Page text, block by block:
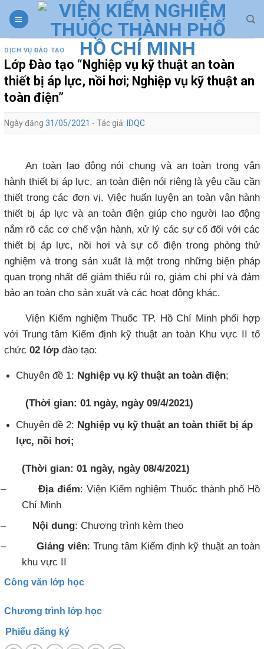
DỊCH VỤ ĐÀO TẠO
Lớp Đào tạo “Nghiệp vụ kỹ thuật an toàn
thiết bị áp lực, nồi hơi; Nghiệp vụ kỹ thuật an
toàn điện”
Ngày đăng 31/05/2021 - Tác giả: IDQC
An toàn lao động nói chung và an toàn trong vận
hành thiết bị áp lực, an toàn điện nói riêng là yêu cầu cần
thiết trong các đơn vị. Việc huấn luyện an toàn vận hành
thiết bị áp lực và an toàn điện giúp cho người lao động
nắm rõ các cơ chế vận hành, xử lý các sự cố đối với các
thiết bị áp lực, nồi hơi và sự cố điện trong phòng thử
nghiệm và trong sản xuất là một trong những biện pháp
quan trọng nhất để giảm thiểu rủi ro, giảm chi phí và đảm
bảo an toàn cho sản xuất và các hoạt động khác.
Viện Kiểm nghiệm Thuốc TP. Hồ Chí Minh phối hợp
với Trung tâm Kiểm định kỹ thuật an toàn Khu vực II tổ
chức 02 lớp đào tạo:
Chuyên đề 1: Nghiệp vụ kỹ thuật an toàn điện;
(Thời gian: 01 ngày, ngày 09/4/2021)
Chuyên đề 2: Nghiệp vụ kỹ thuật an toàn thiết bị áp
lực, nồi hơi;
(Thời gian: 01 ngày, ngày 08/4/2021)
–
Địa điểm: Viện Kiểm nghiệm Thuốc thành phố Hồ
Chí Minh
–
Nội dung: Chương trình kèm theo
–
Giảng viên: Trung tâm Kiểm định kỹ thuật an toàn
khu vực II
Công văn lớp học
Chương trình lớp học
Phiếu đăng ký